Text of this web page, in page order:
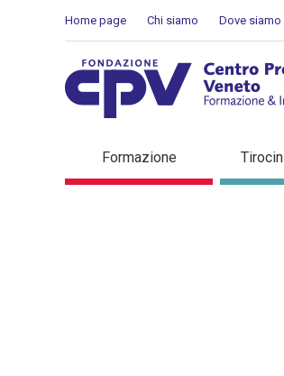
Home page Chi siamo Dove siamo
Arte Orafa -
Formazione